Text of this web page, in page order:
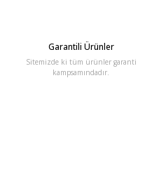
Garantili Ürünler
Sitemizde ki tüm ürünler garanti
kampsamındadır.